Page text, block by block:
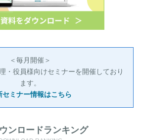
＜毎月開催＞
・役員様向けセミナーを開催しており
ます。
セミナー情報はこちら
ンロードランキング